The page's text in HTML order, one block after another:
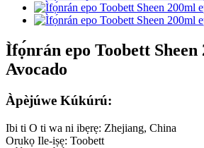
Ìfọ́nrán epo Toobett Sheen
Avocado
Àpèjúwe Kúkúrú:
Ibi ti O ti wa ni ibẹrẹ: Zhejiang, China
Orukọ Ile-iṣẹ: Toobett